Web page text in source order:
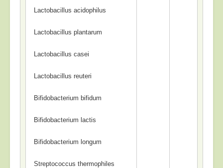
Lactobacillus acidophilus
Lactobacillus plantarum
Lactobacillus casei
Lactobacillus reuteri
Bifidobacterium bifidum
Bifidobacterium lactis
Bifidobacterium longum
Streptococcus thermophiles